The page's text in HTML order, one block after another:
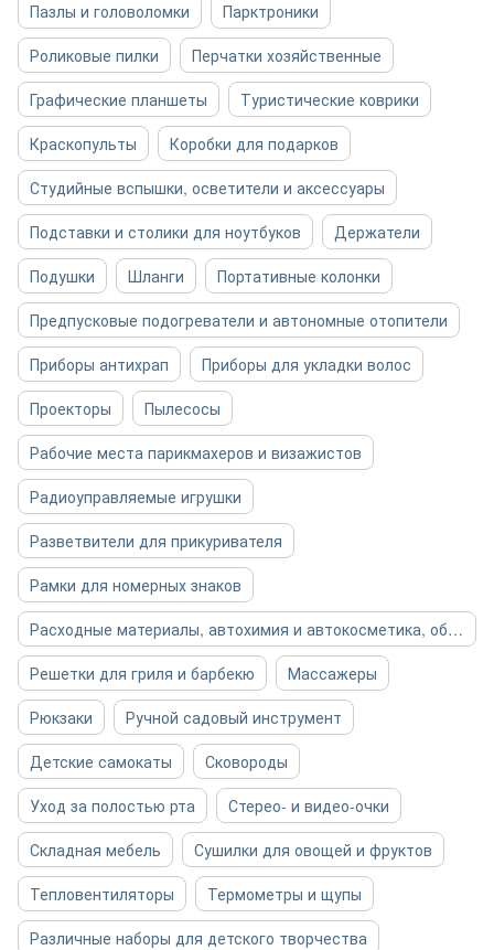
Пазлы и головоломки
Парктроники
Роликовые пилки
Перчатки хозяйственные
Графические планшеты
Туристические коврики
Краскопульты
Коробки для подарков
Студийные вспышки, осветители и аксессуары
Подставки и столики для ноутбуков
Держатели
Подушки
Шланги
Портативные колонки
Предпусковые подогреватели и автономные отопители
Приборы антихрап
Приборы для укладки волос
Проекторы
Пылесосы
Рабочие места парикмахеров и визажистов
Радиоуправляемые игрушки
Разветвители для прикуривателя
Рамки для номерных знаков
Расходные материалы, автохимия и автокосметика, общее
Решетки для гриля и барбекю
Массажеры
Рюкзаки
Ручной садовый инструмент
Детские самокаты
Сковороды
Уход за полостью рта
Стерео- и видео-очки
Складная мебель
Сушилки для овощей и фруктов
Тепловентиляторы
Термометры и щупы
Различные наборы для детского творчества